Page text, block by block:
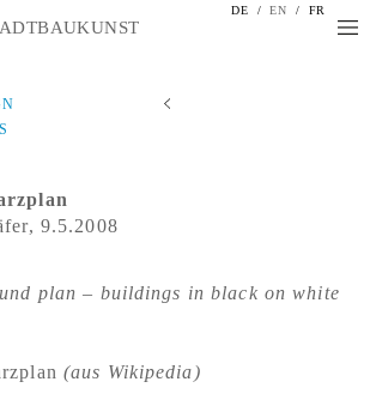
DE / EN / FR
9.5.2008
plan – buildings in black on white
(aus Wikipedia)